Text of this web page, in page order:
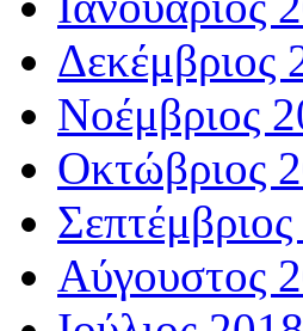
Δεκέμβριος
Νοέμβριος
Οκτώβριος
Αύγουστος